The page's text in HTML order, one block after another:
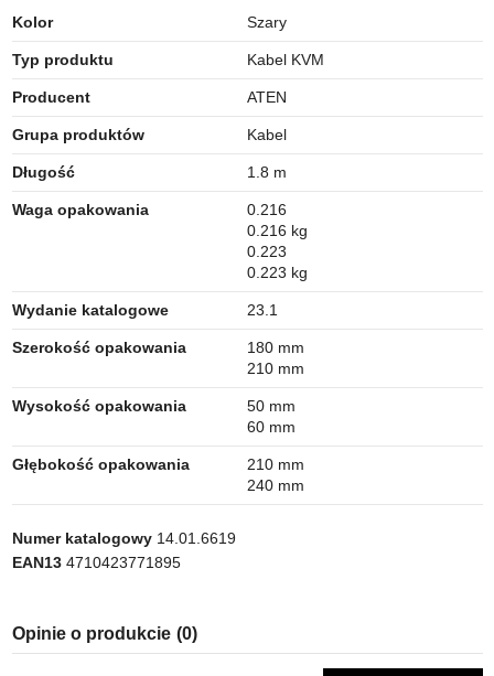
Kolor Szary
Typ produktu Kabel KVM
Producent ATEN
Grupa produktów Kabel
Długość 1.8 m
Waga opakowania
0.216
0.216 kg
0.223
0.223 kg
Wydanie katalogowe 23.1
Szerokość opakowania
180 mm
210 mm
Wysokość opakowania
50 mm
60 mm
Głębokość opakowania
210 mm
240 mm
Numer katalogowy 14.01.6619
EAN13 4710423771895
Opinie o produkcie (0)